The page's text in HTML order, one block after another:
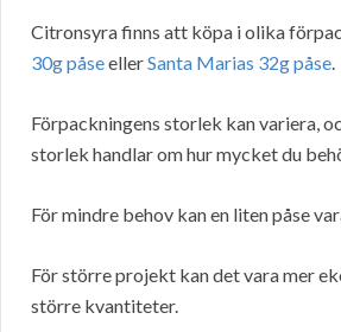
Citronsyra finns att köpa i olika
30g påseellerSanta Marias 32g påse.
Förpackningens storlek kan variera,
storlek handlar om hur mycket du
För mindre behov kan en liten påse
För större projekt kan det vara mer
större kvantiteter.